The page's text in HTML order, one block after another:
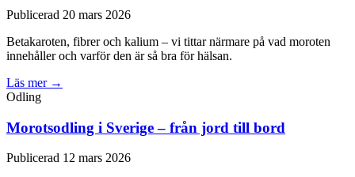
Publicerad 20 mars 2026
Betakaroten, fibrer och kalium – vi tittar närmare på vad moroten
innehåller och varför den är så bra för hälsan.
Läs mer →
Odling
Morotsodling i Sverige – från jord till bord
Publicerad 12 mars 2026